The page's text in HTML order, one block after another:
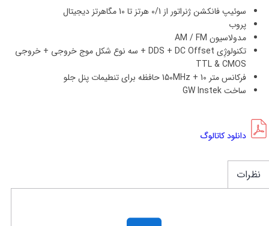
سوئيپ فانكشن ژنراتور از 0/1 هرتز تا 10 مگاهرتز ديجيتال
پروب
مدولاسیون AM / FM
تکنولوژِی DDS + DC Offset + سه نوع شکل موج خروجی + خروجی
TTL & CMOS
فرکانس متر 150MHz + 10 حافظه برای تنطیمات پنل جلو
ساخت GW Instek
دانلود کاتالوگ
نظرات